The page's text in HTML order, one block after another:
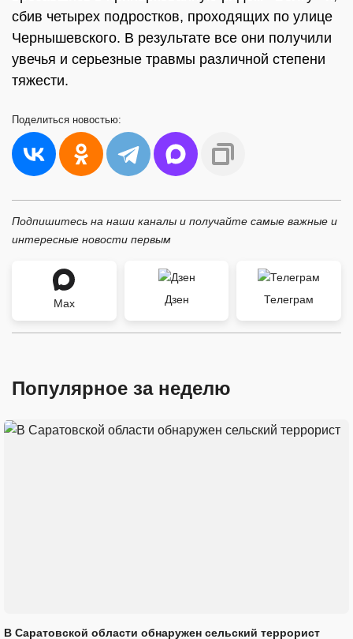
сбив четырех подростков, проходящих по улице
Чернышевского. В результате все они получили
увечья и серьезные травмы различной степени
тяжести.
Поделиться новостью:
Подпишитесь на наши каналы и получайте самые важные и
интересные новости первым
Max Дзен Телеграм
Популярное за неделю
В Саратовской области обнаружен сельский террорист